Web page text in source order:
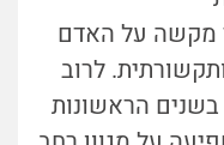
מקשה על האדם
לרוב
הראשונות